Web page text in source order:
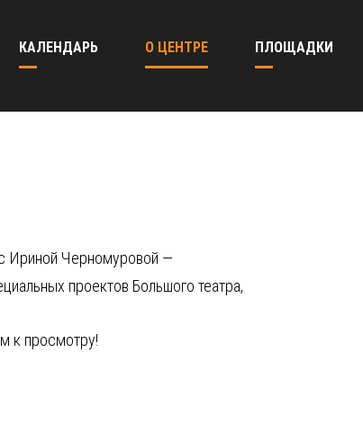
КАЛЕНДАРЬ О ЦЕНТРЕ ПЛОЩАДКИ
Ириной Черномуровой —
проектов Большого театра,
к просмотру!